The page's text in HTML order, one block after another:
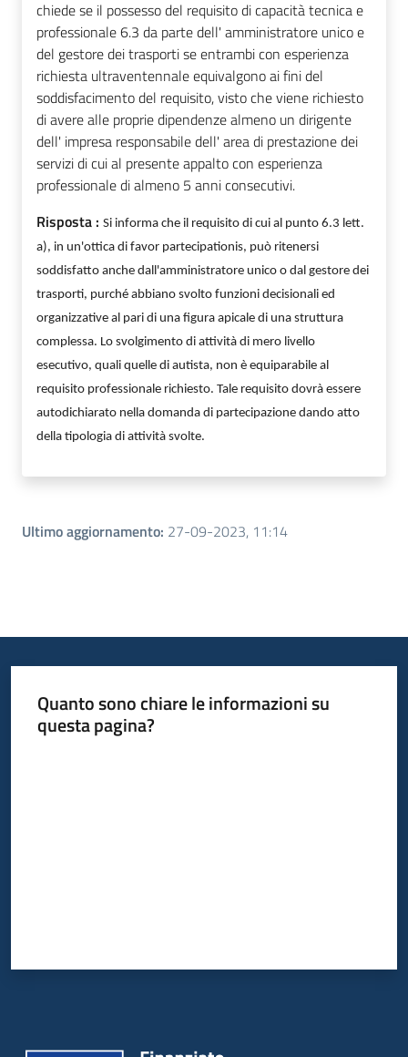
chiede se il possesso del requisito di capacità tecnica e
professionale 6.3 da parte dell' amministratore unico e
del gestore dei trasporti se entrambi con esperienza
richiesta ultraventennale equivalgono ai fini del
soddisfacimento del requisito, visto che viene richiesto
di avere alle proprie dipendenze almeno un dirigente
dell' impresa responsabile dell' area di prestazione dei
servizi di cui al presente appalto con esperienza
professionale di almeno 5 anni consecutivi.
Risposta : Si informa che il requisito di cui al punto 6.3 lett.
a), in un'ottica di favor partecipationis, può ritenersi
soddisfatto anche dall'amministratore unico o dal gestore dei
trasporti, purché abbiano svolto funzioni decisionali ed
organizzative al pari di una figura apicale di una struttura
complessa. Lo svolgimento di attività di mero livello
esecutivo, quali quelle di autista, non è equiparabile al
requisito professionale richiesto. Tale requisito dovrà essere
autodichiarato nella domanda di partecipazione dando atto
della tipologia di attività svolte.
Ultimo aggiornamento: 27-09-2023, 11:14
Quanto sono chiare le informazioni su
questa pagina?